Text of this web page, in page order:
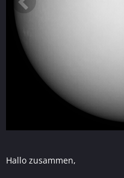
Hallo zusammen,